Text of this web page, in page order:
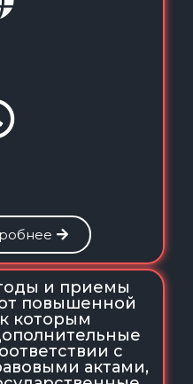
и приемы
повышенной
которым
с
актами,